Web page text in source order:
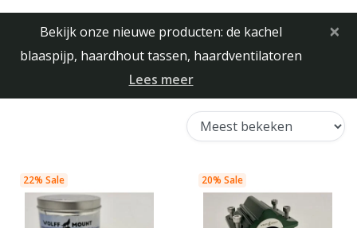
Bekijk onze nieuwe producten: de kachel
blaaspijp, haardhout tassen, haardventilatoren
Lees meer
×
22% Sale 20% Sale